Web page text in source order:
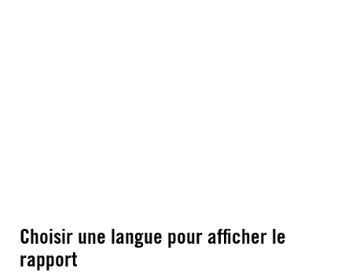
Choisir une langue pour afficher le
rapport